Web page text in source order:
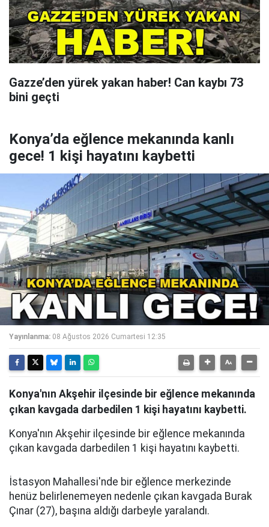
Gazze’den yürek yakan haber! Can kaybı 73
bini geçti
Konya’da eğlence mekanında kanlı
gece! 1 kişi hayatını kaybetti
Yayınlanma: 08 Ağustos 2026 Cumartesi 12:35
Konya'nın Akşehir ilçesinde bir eğlence mekanında
çıkan kavgada darbedilen 1 kişi hayatını kaybetti.
Konya'nın Akşehir ilçesinde bir eğlence mekanında
çıkan kavgada darbedilen 1 kişi hayatını kaybetti.
İstasyon Mahallesi'nde bir eğlence merkezinde
henüz belirlenemeyen nedenle çıkan kavgada Burak
Çınar (27), başına aldığı darbeyle yaralandı.